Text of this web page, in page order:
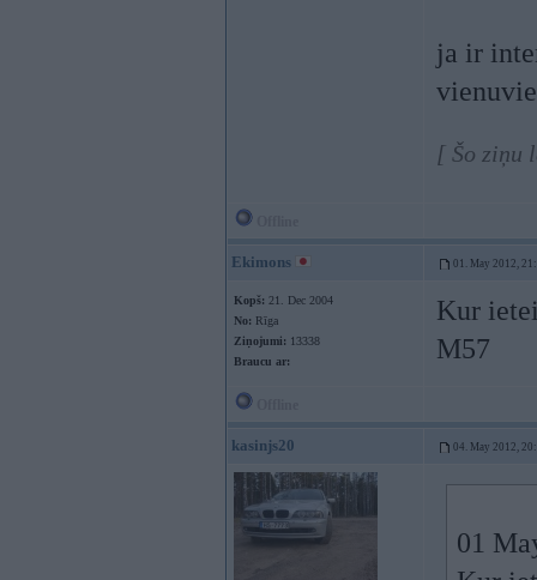
ja ir
[ Šo ziņu
Ekimons 01. May 2012,
Kopš: 21. Dec 2004
No: Rīga
Ziņojumi: 13338
Braucu ar:
Kur
M57
kasinjs20 04. May 2012,
01